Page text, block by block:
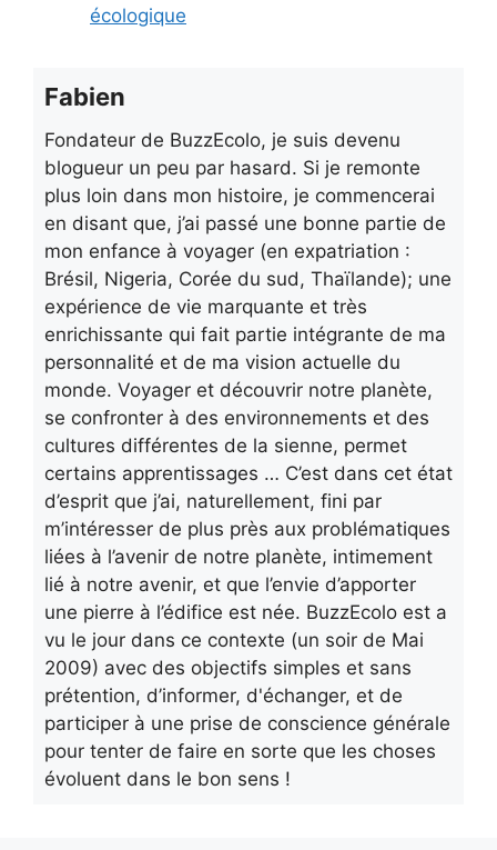
écologique
Fabien
Fondateur de BuzzEcolo, je suis devenu
blogueur un peu par hasard. Si je remonte
plus loin dans mon histoire, je commencerai
en disant que, j’ai passé une bonne partie de
mon enfance à voyager (en expatriation :
Brésil, Nigeria, Corée du sud, Thaïlande); une
expérience de vie marquante et très
enrichissante qui fait partie intégrante de ma
personnalité et de ma vision actuelle du
monde. Voyager et découvrir notre planète,
se confronter à des environnements et des
cultures différentes de la sienne, permet
certains apprentissages … C’est dans cet état
d’esprit que j’ai, naturellement, fini par
m’intéresser de plus près aux problématiques
liées à l’avenir de notre planète, intimement
lié à notre avenir, et que l’envie d’apporter
une pierre à l’édifice est née. BuzzEcolo est a
vu le jour dans ce contexte (un soir de Mai
2009) avec des objectifs simples et sans
prétention, d’informer, d'échanger, et de
participer à une prise de conscience générale
pour tenter de faire en sorte que les choses
évoluent dans le bon sens !